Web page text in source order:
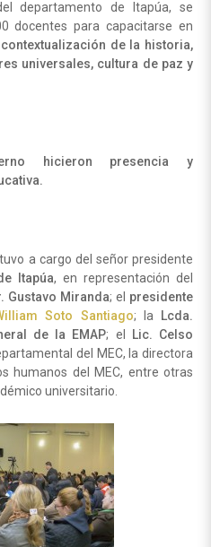
departamento de Itapúa, se
docentes para capacitarse en
de la historia,
universales, cultura de paz y
hicieron presencia y
a cargo del señor presidente
Itapúa, en representación del
Gustavo Miranda; el presidente
Soto Santiago; la
Lcda.
de la EMAP; el
Lic. Celso
del MEC, la directora
humanos del MEC, entre otras
universitario.